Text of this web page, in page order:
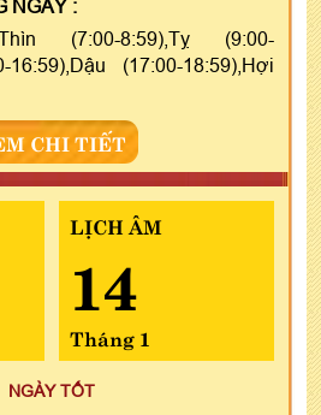
NGÀY :
(7:00-8:59),Tỵ (9:00-
16:59),Dậu (17:00-18:59),Hợi
CHI TIẾT
LỊCH ÂM
14
Tháng 1
NGÀY TỐT